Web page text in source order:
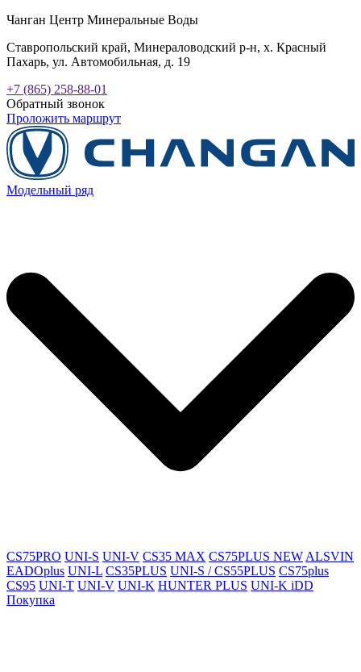
Чанган Центр Минеральные Воды
Ставропольский край, Минераловодский р-н, х. Красный
Пахарь, ул. Автомобильная, д. 19
+7 (865) 258-88-01
Обратный звонок
Проложить маршрут
Модельный ряд
CS75PRO UNI-S UNI-V CS35 MAX CS75PLUS NEW ALSVIN
EADOplus UNI-L CS35PLUS UNI-S / CS55PLUS CS75plus
CS95 UNI-T UNI-V UNI-K HUNTER PLUS UNI-K iDD
Покупка